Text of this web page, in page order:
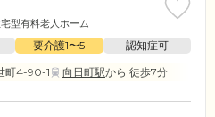
型有料老人ホーム
要介護1〜5
認知症可
町4-90-1
向日町駅から 徒歩7分